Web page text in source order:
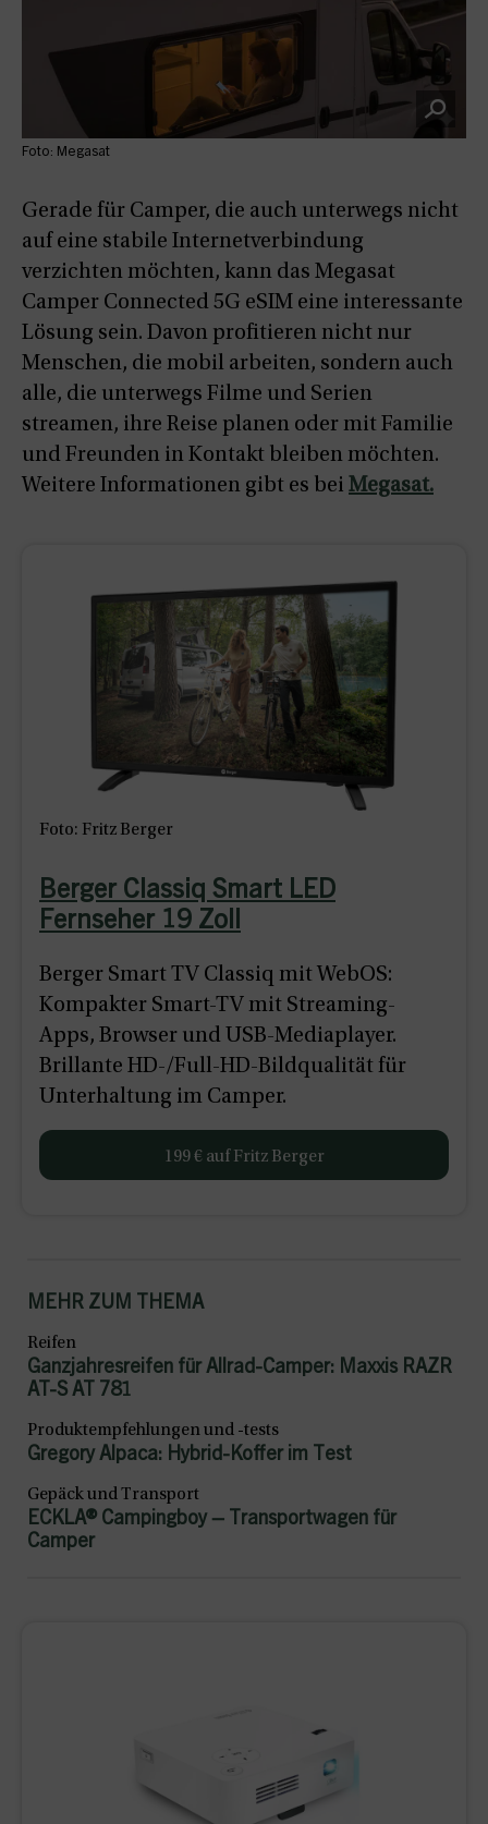
Foto: Megasat
Gerade für Camper, die auch unterwegs nicht
auf eine stabile Internetverbindung
verzichten möchten, kann das Megasat
Camper Connected 5G eSIM eine interessante
Lösung sein. Davon profitieren nicht nur
Menschen, die mobil arbeiten, sondern auch
alle, die unterwegs Filme und Serien
streamen, ihre Reise planen oder mit Familie
und Freunden in Kontakt bleiben möchten.
Weitere Informationen gibt es bei Megasat.
Foto: Fritz Berger
Berger Classiq Smart LED
Fernseher 19 Zoll
Berger Smart TV Classiq mit WebOS:
Kompakter Smart-TV mit Streaming-
Apps, Browser und USB-Mediaplayer.
Brillante HD-/Full-HD-Bildqualität für
Unterhaltung im Camper.
199 € auf Fritz Berger
MEHR ZUM THEMA
Reifen
Ganzjahresreifen für Allrad-Camper: Maxxis RAZR
AT-S AT 781
Produktempfehlungen und -tests
Gregory Alpaca: Hybrid-Koffer im Test
Gepäck und Transport
ECKLA® Campingboy – Transportwagen für
Camper